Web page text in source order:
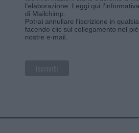
l'elaborazione. Leggi qui
di Mailchimp.
Potrai annullare l'iscrizione in
facendo clic sul collegamento nel
nostre e-mail.